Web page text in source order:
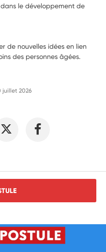
le développement de
de nouvelles idées en lien
des personnes âgées.
juillet 2026